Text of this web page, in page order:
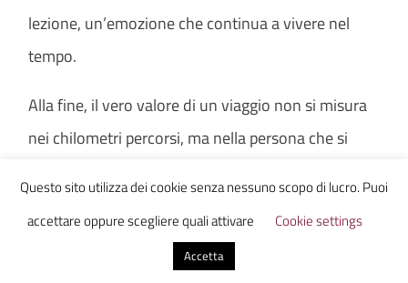
lezione, un’emozione che continua a vivere nel
tempo.
Alla fine, il vero valore di un viaggio non si misura
nei chilometri percorsi, ma nella persona che si
nuovi sguardi, nuove domande e una mente più
aperta. E forse è proprio questo il potere più grande
del viaggio: non cambiare il mondo intorno a noi,
Questo sito utilizza dei cookie senza nessuno scopo di lucro. Puoi
accettare oppure scegliere quali attivare
Cookie settings
Accetta